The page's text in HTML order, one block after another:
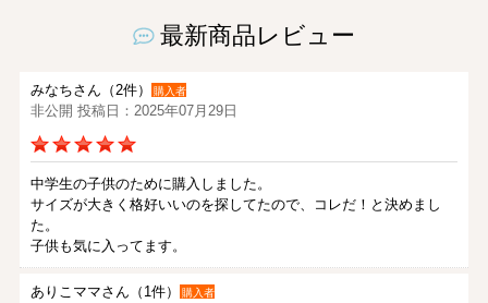
最新商品レビュー
みなちさん（2件） 購入者
非公開 投稿日：2025年07月29日
中学生の子供のために購入しました。
サイズが大きく格好いいのを探してたので、コレだ！と決めまし
た。
子供も気に入ってます。
ありこママさん（1件） 購入者